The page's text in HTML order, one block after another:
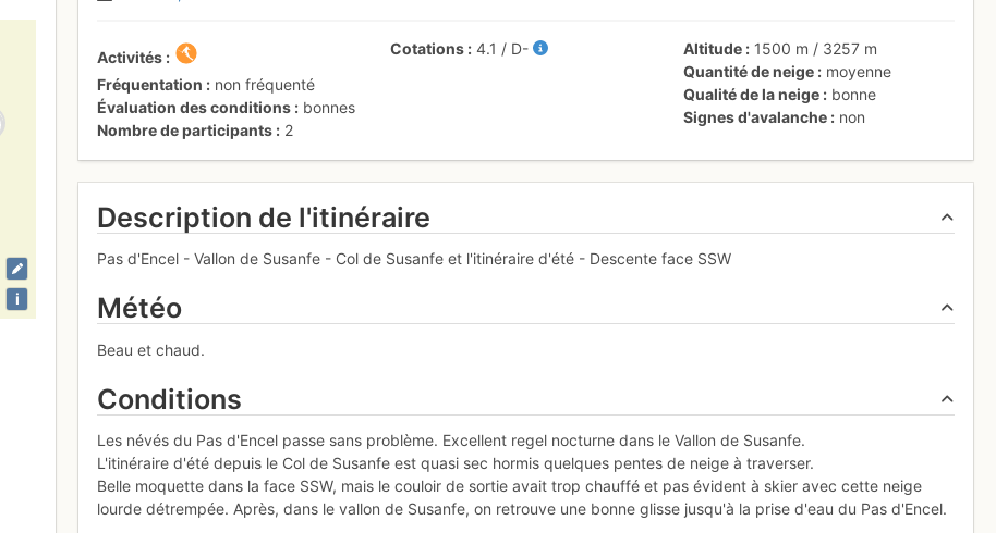
i
Activités
Fréquentation
non fréquenté
Évaluation des conditions
bonnes
Nombre de participants
2
Cotations 4.1 / D- Altitude 1500 m / 3257 m
Quantité de neige
moyenne
Qualité de la neige
bonne
Signes d'avalanche
non
Description de l'itinéraire
Pas d'Encel - Vallon de Susanfe - Col de Susanfe et l'itinéraire d'été - Descente face SSW
Météo
Beau et chaud.
Conditions
Les névés du Pas d'Encel passe sans problème. Excellent regel nocturne dans le Vallon de Susanfe.
L'itinéraire d'été depuis le Col de Susanfe est quasi sec hormis quelques pentes de neige à traverser.
Belle moquette dans la face SSW, mais le couloir de sortie avait trop chauffé et pas évident à skier avec cette neige
lourde détrempée. Après, dans le vallon de Susanfe, on retrouve une bonne glisse jusqu'à la prise d'eau du Pas d'Encel.